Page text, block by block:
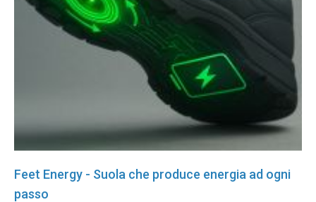
Feet Energy - Suola che produce energia ad ogni
passo